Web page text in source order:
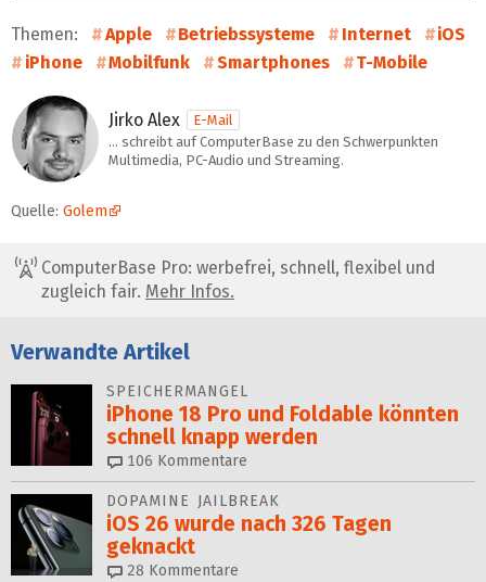
Themen: Apple Betriebssysteme Internet
iOS
iPhone
Mobilfunk Smartphones T-Mobile
Jirko Alex
E-Mail
… schreibt auf ComputerBase zu den Schwerpunkten
Multimedia, PC-Audio und Streaming.
Quelle: Golem
ComputerBase Pro: werbefrei, schnell, flexibel und
zugleich fair. Mehr Infos.
Verwandte Artikel
SPEICHERMANGEL
iPhone 18 Pro und Foldable könnten
schnell knapp werden
106 Kommentare
DOPAMINE JAILBREAK
iOS 26 wurde nach 326 Tagen
geknackt
28 Kommentare